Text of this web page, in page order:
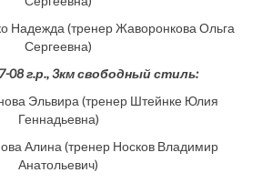
Надежда (тренер Жаворонкова Ольга
Сергеевна)
08 г.р., 3км свободный стиль:
Эльвира (тренер Штейнке Юлия
Геннадьевна)
Алина (тренер Носков Владимир
Анатольевич)